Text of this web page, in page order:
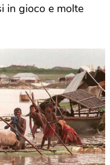
in gioco e molte